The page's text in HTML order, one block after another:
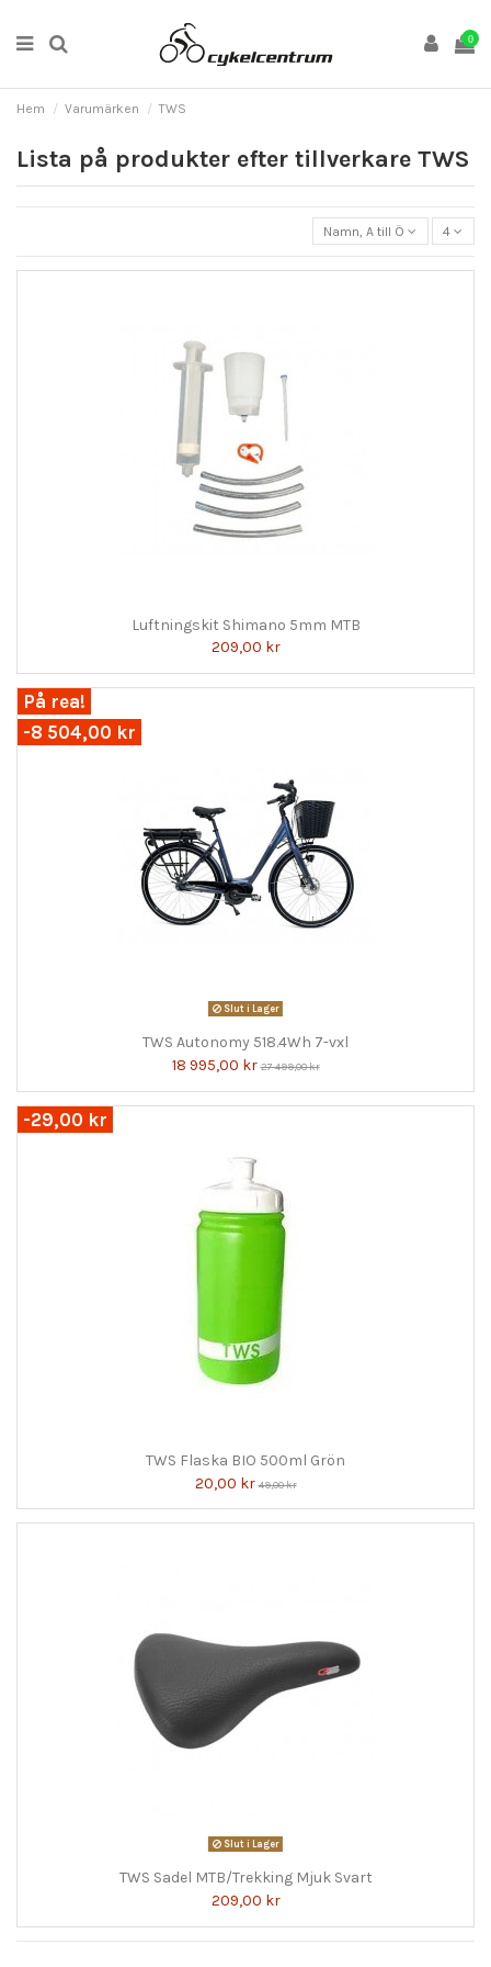
0
Hem Varumärken TWS
Lista på produkter efter tillverkare TWS
Namn, A till Ö 4
Luftningskit Shimano 5mm MTB
209,00 kr
På rea!
-8 504,00 kr
Slut i Lager
TWS Autonomy 518.4Wh 7-vxl
18 995,00 kr27 499,00 kr
-29,00 kr
TWS Flaska BIO 500ml Grön
20,00 kr49,00 kr
Slut i Lager
TWS Sadel MTB/Trekking Mjuk Svart
209,00 kr